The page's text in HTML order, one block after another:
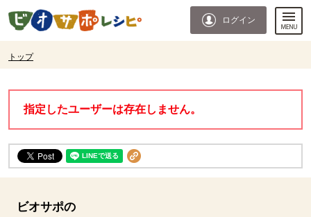
ページの先頭です。
ログイン
トップ
現在位置ここまで
指定したユーザーは存在しません。
ビオサポの